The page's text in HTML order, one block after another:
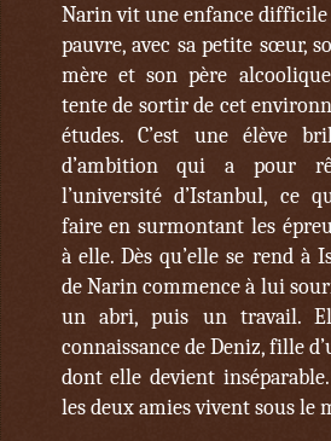
Narin vit une enfance
pauvre, avec sa petite sœur,
mère et son père
tente de sortir de cet
études. C’est une élève
d’ambition qui a pour
l’université d’Istanbul, ce
faire en surmontant les
à elle. Dès qu’elle se rend à
de Narin commence à lui
un abri, puis un travail.
connaissance de Deniz, fille
dont elle devient
les deux amies vivent sous le